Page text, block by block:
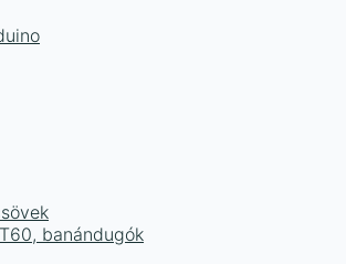
banándugók